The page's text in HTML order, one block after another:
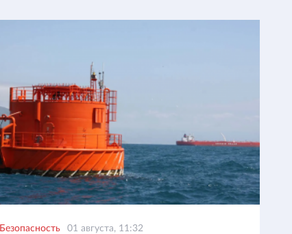
Безопасность 01 августа, 11:32